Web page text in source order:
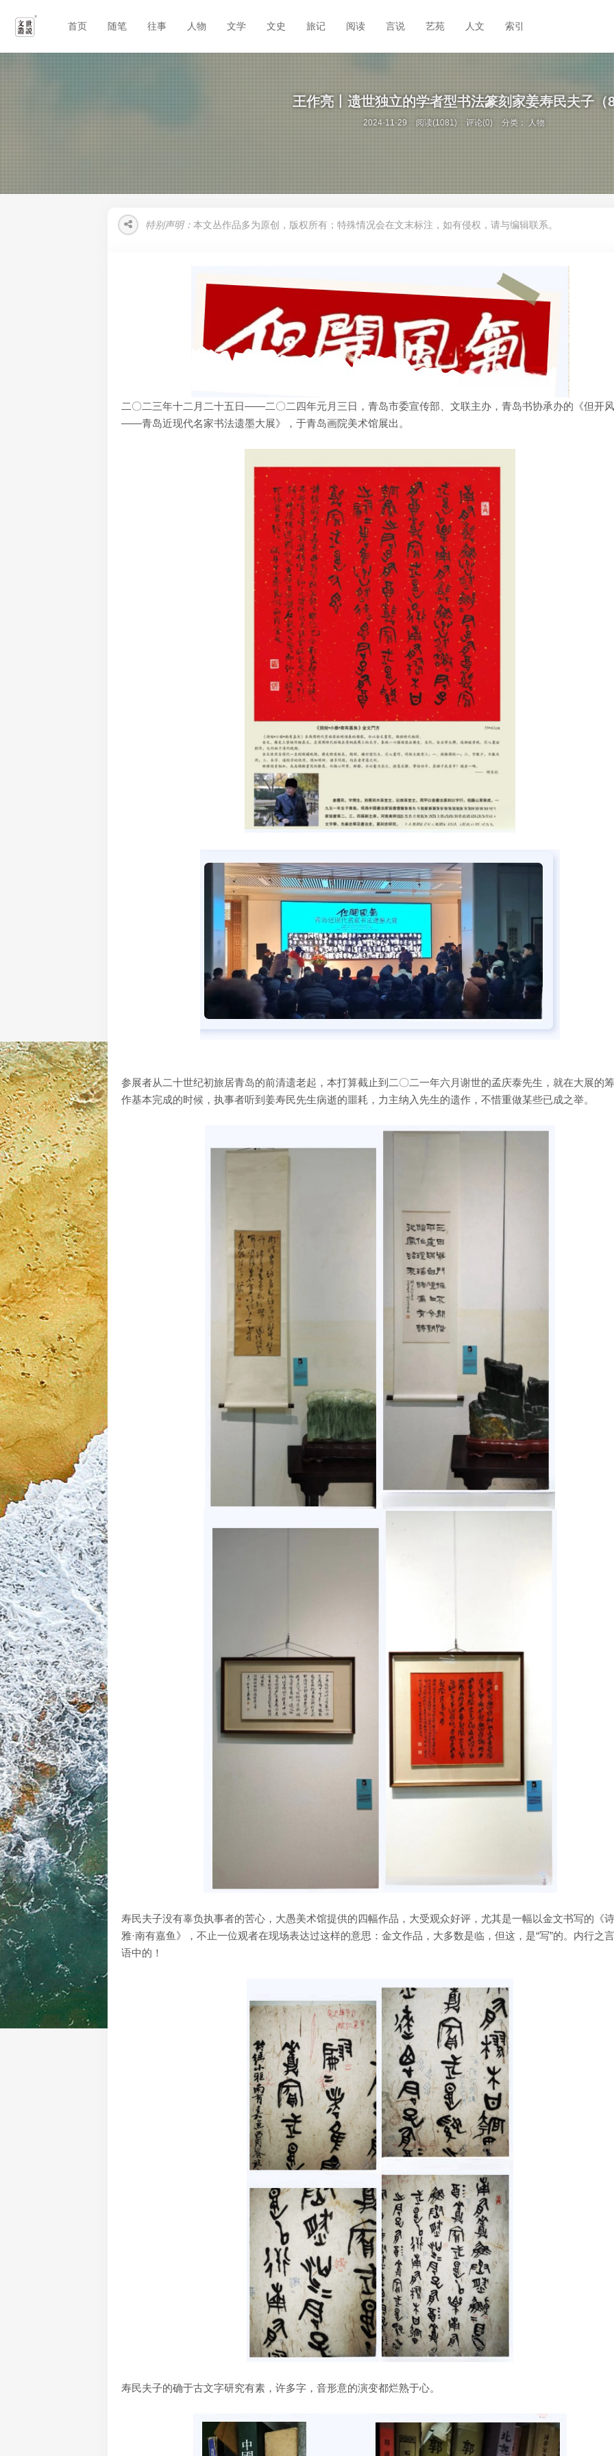
首页 随笔 往事 人物 文学 文史 旅记 阅读 言说 艺苑 人文 索引
王作亮丨遗世独立的学者型书法篆刻家姜寿民夫子（
2024-11-29 阅读(1081) 评论(0) 分类：人物
特别声明： 本文丛作品多为原创，版权所有；特殊情况会在文末标注，如有侵权，请与编辑联系。
二〇二三年十二月二十五日——二〇二四年元月三日，青岛市委宣传部、文联主办，青岛书协承办的《但开
——青岛近现代名家书法遗墨大展》，于青岛画院美术馆展出。
参展者从二十世纪初旅居青岛的前清遗老起，本打算截止到二〇二一年六月谢世的孟庆泰先生，就在大展的
作基本完成的时候，执事者听到姜寿民先生病逝的噩耗，力主纳入先生的遗作，不惜重做某些已成之举。
寿民夫子没有辜负执事者的苦心，大愚美术馆提供的四幅作品，大受观众好评，尤其是一幅以金文书写的《
雅·南有嘉鱼》，不止一位观者在现场表达过这样的意思：金文作品，大多数是临，但这，是“写”的。内行之
语中的！
寿民夫子的确于古文字研究有素，许多字，音形意的演变都烂熟于心。